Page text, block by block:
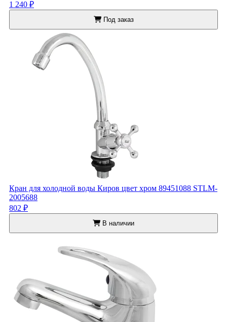
1 240 ₽
Под заказ
Кран для холодной воды Киров цвет хром 89451088 STLM-
2005688
802 ₽
В наличии